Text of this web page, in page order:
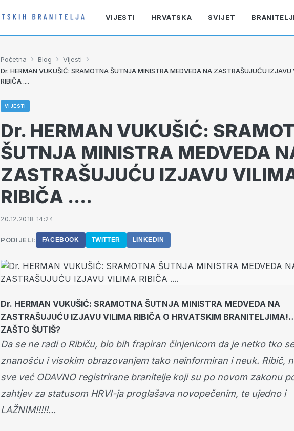
VIJESTI HRVATSKA SVIJET BRANITELJI
Početna › Blog › Vijesti ›
Dr. HERMAN VUKUŠIĆ: SRAMOTNA ŠUTNJA MINISTRA MEDVEDA NA ZASTRAŠUJUĆU IZJAVU
RIBIČA ....
VIJESTI
Dr. HERMAN VUKUŠIĆ:
ŠUTNJA MINISTRA MEDVEDA
ZASTRAŠUJUĆU IZJAVU
RIBIČA ....
20.12.2018 14:24
PODIJELI: FACEBOOK TWITTER LINKEDIN
Dr. HERMAN VUKUŠIĆ: SRAMOTNA ŠUTNJA MINISTRA MEDVEDA NA
ZASTRAŠUJUĆU IZJAVU VILIMA RIBIČA O HRVATSKIM
ZAŠTO ŠUTIŠ?
Da se ne radi o Ribiču, bio bih frapiran činjenicom da je netko tko
znanošću i visokim obrazovanjem tako neinformiran i neuk. Ribič,
sve već ODAVNO registrirane branitelje koji su po novom zakonu
zahtjev za statusom HRVI-ja proglašava novopečenim, te ujedno i
LAŽNIM!!!!!...